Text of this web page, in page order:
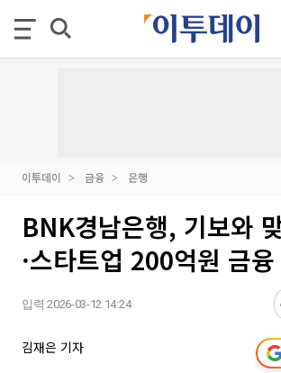
이투데이 금융 은행
BNK경남은행, 기보와
·스타트업 200억원 금
입력 2026-03-12 14:24
김재은 기자